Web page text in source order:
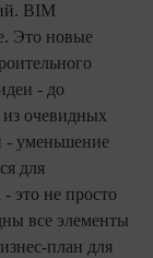
BIM
Это новые
- до
очевидных
- уменьшение
для
это не просто
все элементы
план для